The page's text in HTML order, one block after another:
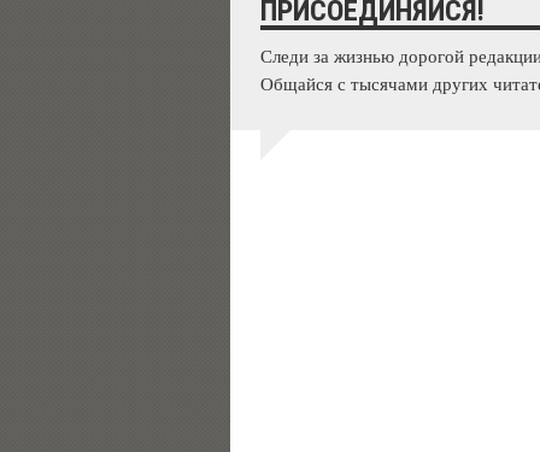
ПРИСОЕДИНЯЙСЯ!
Следи за жизнью дорогой
Общайся с тысячами других